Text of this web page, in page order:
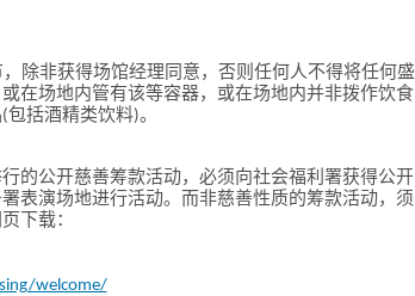
除非获得场馆经理同意，否则任何人不得将任何盛
在场地内管有该等容器，或在场地内并非拨作饮食
括酒精类饮料)。
的公开慈善筹款活动，必须向社会福利署获得公开
表演场地进行活动。而非慈善性质的筹款活动，须
下载：
welcome/